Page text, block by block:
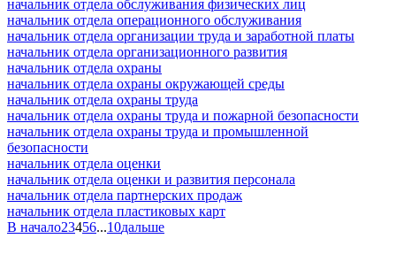
начальник отдела обслуживания физических лиц
начальник отдела операционного обслуживания
начальник отдела организации труда и заработной платы
начальник отдела организационного развития
начальник отдела охраны
начальник отдела охраны окружающей среды
начальник отдела охраны труда
начальник отдела охраны труда и пожарной безопасности
начальник отдела охраны труда и промышленной
безопасности
начальник отдела оценки
начальник отдела оценки и развития персонала
начальник отдела партнерских продаж
начальник отдела пластиковых карт
В начало23456...10дальше